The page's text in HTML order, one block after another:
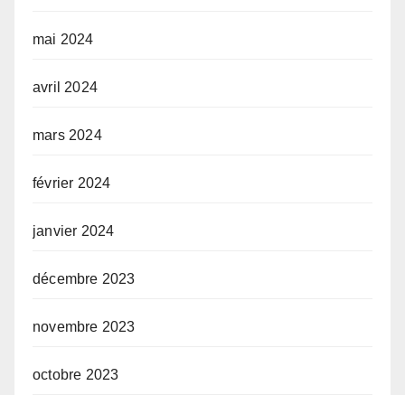
mai 2024
avril 2024
mars 2024
février 2024
janvier 2024
décembre 2023
novembre 2023
octobre 2023